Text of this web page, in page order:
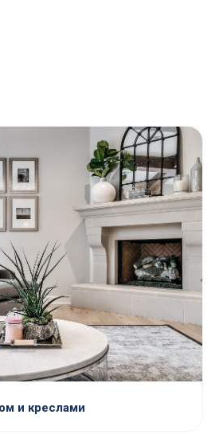
и креслами